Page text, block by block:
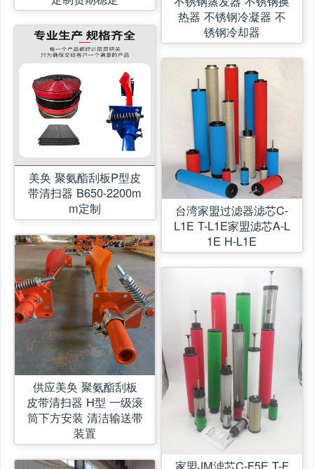
美奂 聚氨酯刮板P型皮
带清扫器 B650-2200m
m定制
供应美奂 聚氨酯刮板
皮带清扫器 H型 一级滚
筒下方安装 清洁输送带
装置
热器 不锈钢冷凝器 不
锈钢冷却器
台湾家盟过滤器滤芯C-
L1E T-L1E家盟滤芯A-L
1E H-L1E
家盟JM滤芯C-F5E T-F